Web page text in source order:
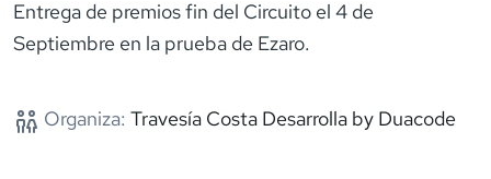
Entrega de premios fin del Circuito el 4 de
Septiembre en la prueba de Ezaro.
Organiza: Travesía Costa Desarrolla by Duacode